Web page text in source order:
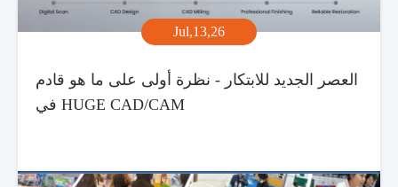
Jul,13,26
العصر الجديد للابتكار - نظرة أولى على ما هو قادم
في HUGE CAD/CAM